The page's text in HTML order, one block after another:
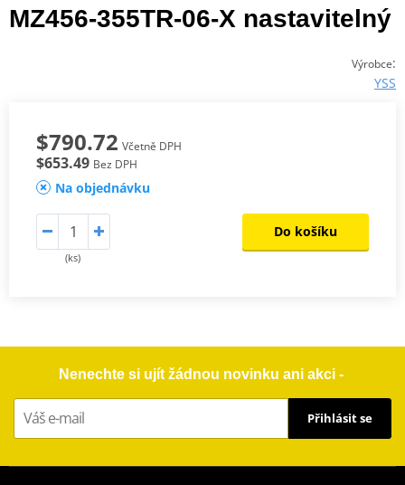
MZ456-355TR-06-X nastavitelný
Výrobce:
YSS
$790.72 Včetně DPH
$653.49 Bez DPH
Na objednávku
(ks)
Do košíku
Nenechte si ujít žádnou novinku ani akci -
Přihlásit se